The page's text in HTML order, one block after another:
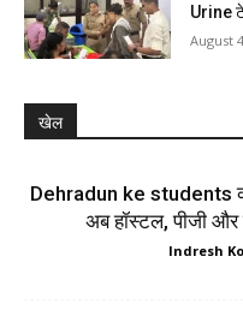
Urine
August
खेल
Dehradun ke students
अब हॉस्टल, पीजी
Indresh